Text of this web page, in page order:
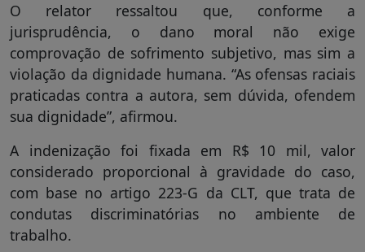
O relator ressaltou que, conforme a
jurisprudência, o dano moral não exige
comprovação de sofrimento subjetivo, mas sim a
violação da dignidade humana. “As ofensas raciais
praticadas contra a autora, sem dúvida, ofendem
sua dignidade”, afirmou.
A indenização foi fixada em R$ 10 mil, valor
considerado proporcional à gravidade do caso,
com base no artigo 223-G da CLT, que trata de
condutas discriminatórias no ambiente de
trabalho.